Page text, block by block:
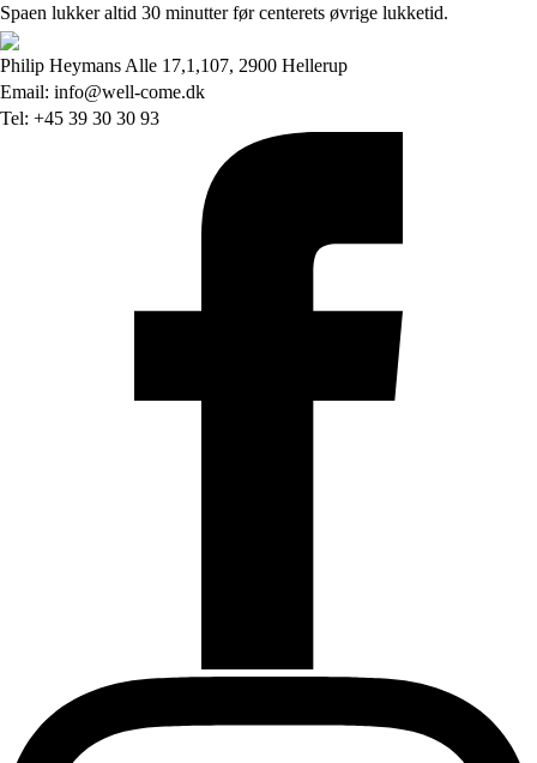
Spaen lukker altid 30 minutter før centerets øvrige lukketid.
Philip Heymans Alle 17,1,107, 2900 Hellerup
Email: info@well-come.dk
Tel: +45 39 30 30 93